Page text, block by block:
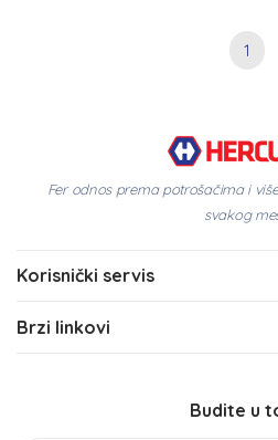
1
Fer odnos prema potrošačima i
svakog
Korisnički servis
Brzi linkovi
Budite u